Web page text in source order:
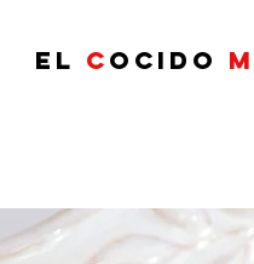
El c ocido m